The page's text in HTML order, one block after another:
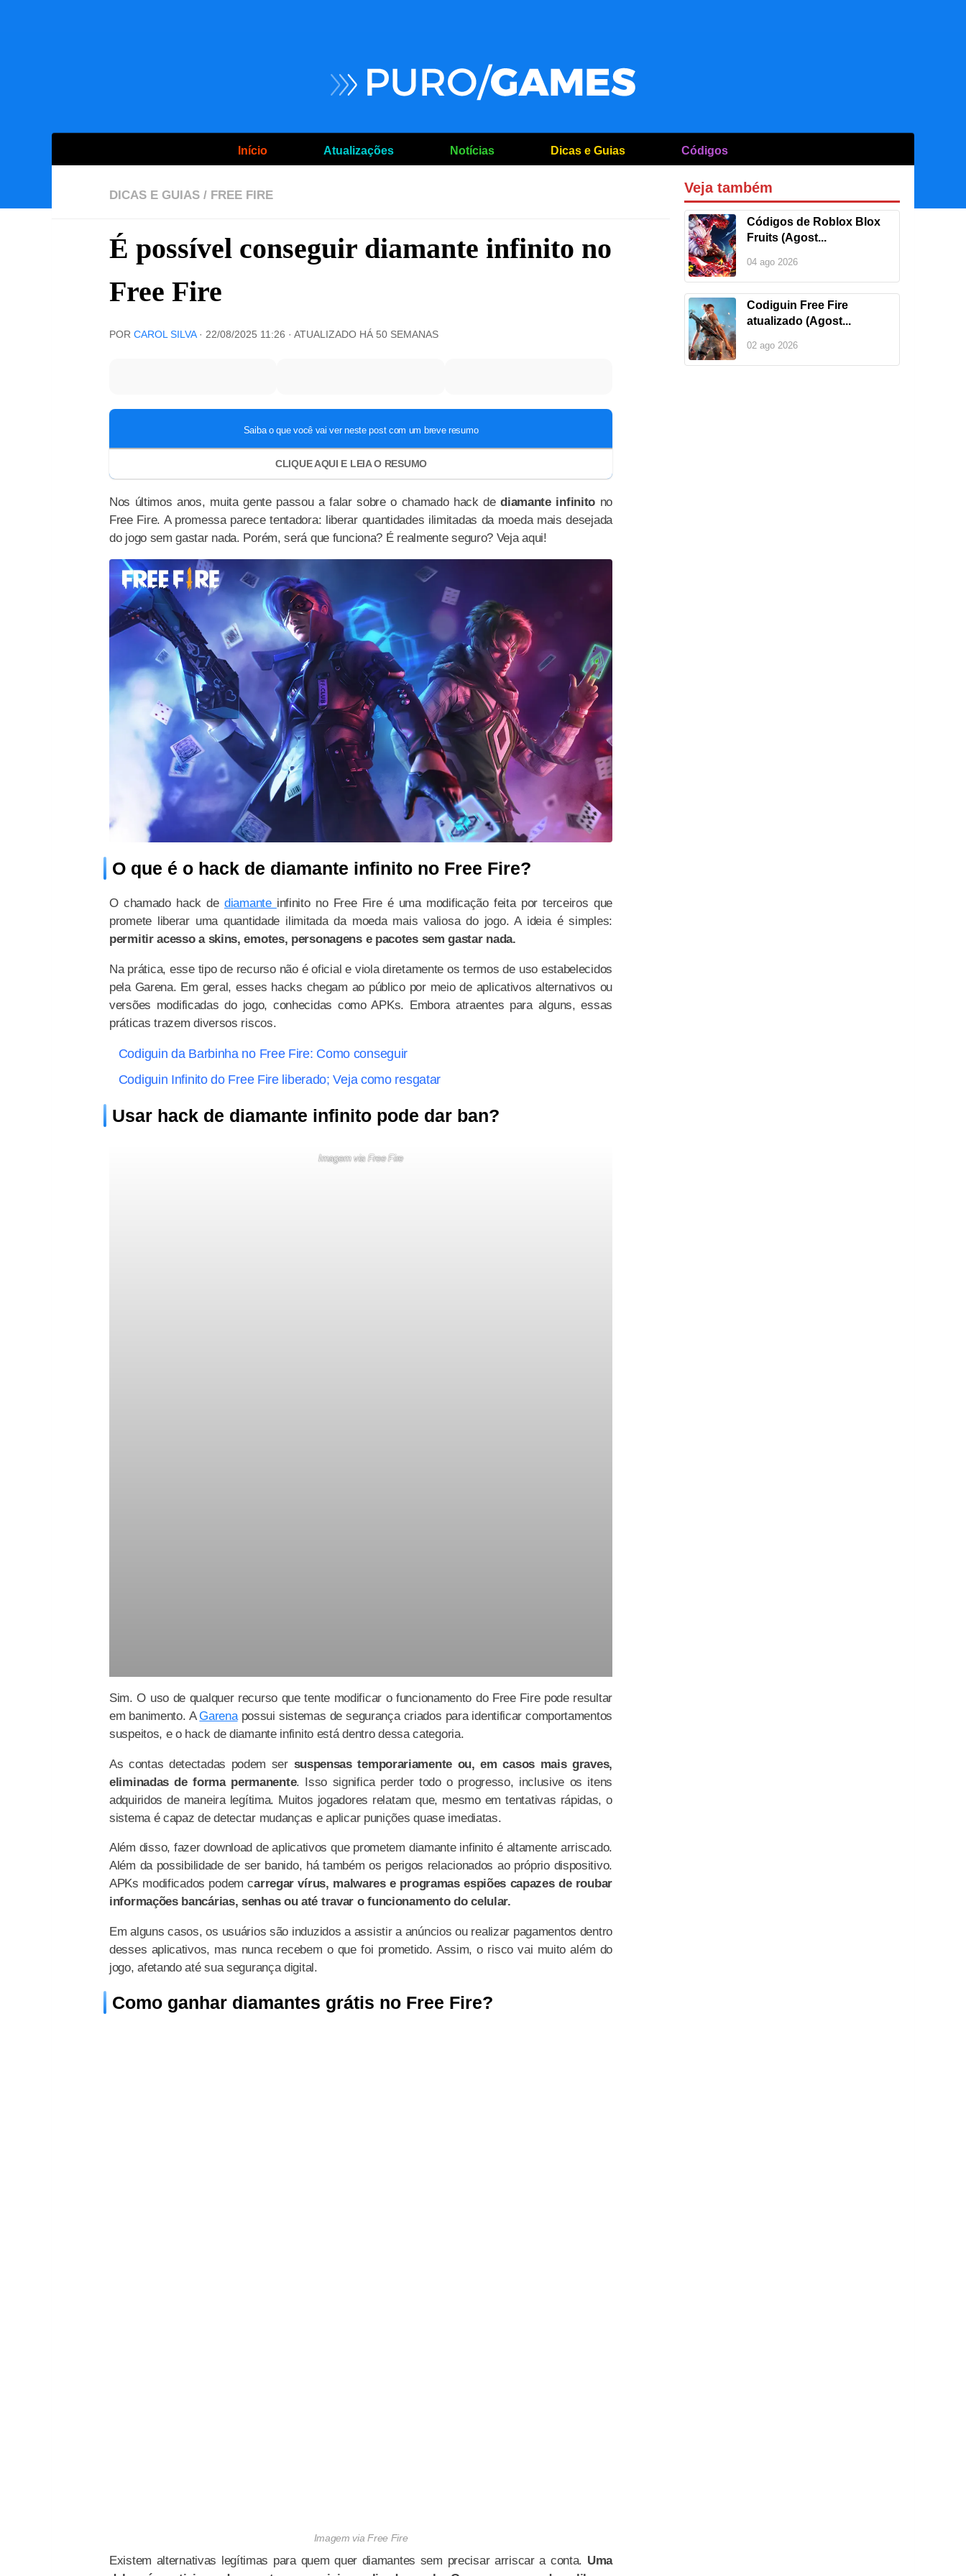
Início Atualizações Notícias Dicas e Guias Códigos
DICAS E GUIAS / FREE FIRE
É possível conseguir diamante infinito no
Free Fire
POR CAROL SILVA · 22/08/2025 11:26 · ATUALIZADO HÁ 50 SEMANAS
Nos últimos anos, muita gente passou a falar sobre o chamado hack dediamante infinito no
Free Fire. A promessa parece tentadora: liberar quantidades ilimitadas da moeda mais desejada
do jogo sem gastar nada. Porém, será que funciona? É realmente seguro? Veja aqui!
O que é o hack de diamante infinito no Free Fire?
O chamado hack de diamante infinito no Free Fire é uma modificação feita por terceiros que
promete liberar uma quantidade ilimitada da moeda mais valiosa do jogo. A ideia é simples:
permitir acesso a skins, emotes, personagens e pacotes sem gastar nada.
Na prática, esse tipo de recurso não é oficial e viola diretamente os termos de uso estabelecidos
pela Garena. Em geral, esses hacks chegam ao público por meio de aplicativos alternativos ou
versões modificadas do jogo, conhecidas como APKs. Embora atraentes para alguns, essas
práticas trazem diversos riscos.
Codiguin da Barbinha no Free Fire: Como conseguir
Codiguin Infinito do Free Fire liberado; Veja como resgatar
Usar hack de diamante infinito pode dar ban?
Imagem via Free Fire
Sim. O uso de qualquer recurso que tente modificar o funcionamento do Free Fire pode resultar
em banimento. AGarenapossui sistemas de segurança criados para identificar comportamentos
suspeitos, e o hack de diamante infinito está dentro dessa categoria.
As contas detectadas podem ser suspensas temporariamente ou, em casos mais graves,
eliminadas de forma permanente. Isso significa perder todo o progresso, inclusive os itens
adquiridos de maneira legítima. Muitos jogadores relatam que, mesmo em tentativas rápidas, o
sistema é capaz de detectar mudanças e aplicar punições quase imediatas.
Além disso, fazer download de aplicativos que prometem diamante infinito é altamente arriscado.
Além da possibilidade de ser banido, há também os perigos relacionados ao próprio dispositivo.
APKs modificados podem carregar vírus, malwares e programas espiões capazes de roubar
informações bancárias, senhas ou até travar o funcionamento do celular.
Em alguns casos, os usuários são induzidos a assistir a anúncios ou realizar pagamentos dentro
desses aplicativos, mas nunca recebem o que foi prometido. Assim, o risco vai muito além do
jogo, afetando até sua segurança digital.
Como ganhar diamantes grátis no Free Fire?
Imagem via Free Fire
Existem alternativas legítimas para quem quer diamantes sem precisar arriscar a conta. Uma
Veja também
Códigos de Roblox Blox
Fruits (Agost...
04 ago 2026
Codiguin Free Fire
atualizado (Agost...
02 ago 2026